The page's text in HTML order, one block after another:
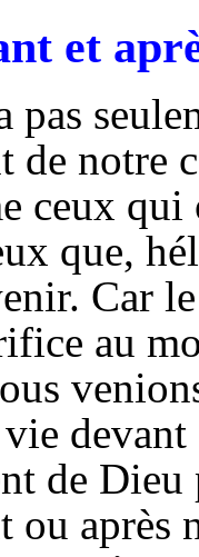
et
pas
de notre
ceux
que,
Car
au
de Dieu
ou après